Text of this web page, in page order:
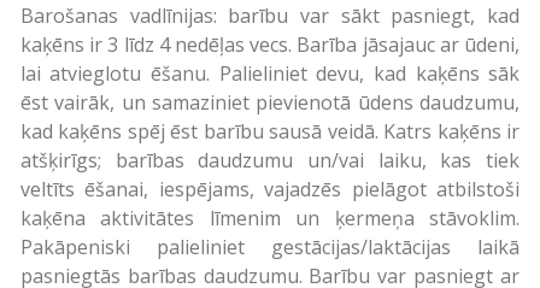
Barošanas vadlīnijas: barību var sākt pasniegt, kad
kaķēns ir 3 līdz 4 nedēļas vecs. Barība jāsajauc ar ūdeni,
lai atvieglotu ēšanu. Palieliniet devu, kad kaķēns sāk
ēst vairāk, un samaziniet pievienotā ūdens daudzumu,
kad kaķēns spēj ēst barību sausā veidā. Katrs kaķēns ir
atšķirīgs; barības daudzumu un/vai laiku, kas tiek
veltīts ēšanai, iespējams, vajadzēs pielāgot atbilstoši
kaķēna aktivitātes līmenim un ķermeņa stāvoklim.
Pakāpeniski palieliniet gestācijas/laktācijas laikā
pasniegtās barības daudzumu. Barību var pasniegt ar